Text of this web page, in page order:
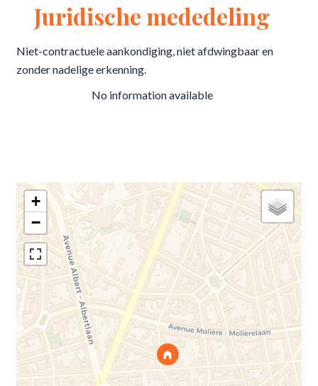
Juridische mededeling
Niet-contractuele aankondiging, niet afdwingbaar en
zonder nadelige erkenning.
No information available
+
−